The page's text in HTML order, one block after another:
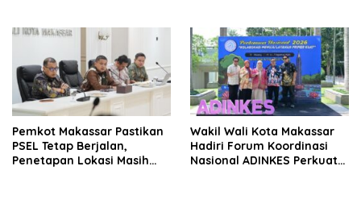
Bersih
Pemkot Makassar Pastikan
PSEL Tetap Berjalan,
Penetapan Lokasi Masih
Wakil Wali Kota Makassar
Hadiri Forum Koordinasi
Nasional ADINKES Perkuat